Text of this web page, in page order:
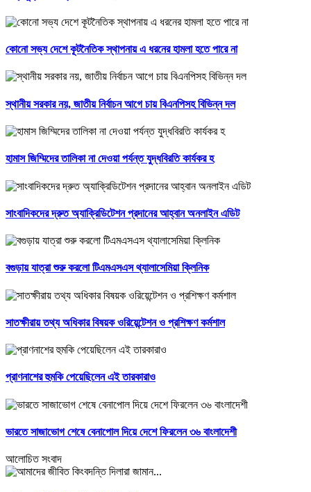
কোনো সভ্য দেশে কূটনৈতিক স্থাপনায় এ ধরনের হামলা হতে পারে না
স্থানীয় সরকার নয়, জাতীয় নির্বাচন আগে চায় বিএনপিসহ বিভিন্ন দল
হামাস জিম্মিদের তালিকা না দেওয়া পর্যন্ত যুদ্ধবিরতি কার্যকর হ
সাংবাদিকদের দ্রুত অ্যাক্রিডিটেশন প্রদানের আহ্বান অনলাইন এডিট
বগুড়ায় যাত্রা শুরু করলো টিএমএসএস থ্যালাসেমিয়া ক্লিনিক
সাতক্ষীরায় তথ্য অধিকার বিষয়ক ওরিয়েন্টেশন ও প্রশিক্ষণ কর্মশাল
প্রাণনাশের হুমকি পেয়েছিলেন এই তারকারাও
ভারতে সাজাভোগ শেষে বেনাপোল দিয়ে দেশে ফিরলেন ৩৬ বাংলাদেশী
আলোচিত সংবাদ